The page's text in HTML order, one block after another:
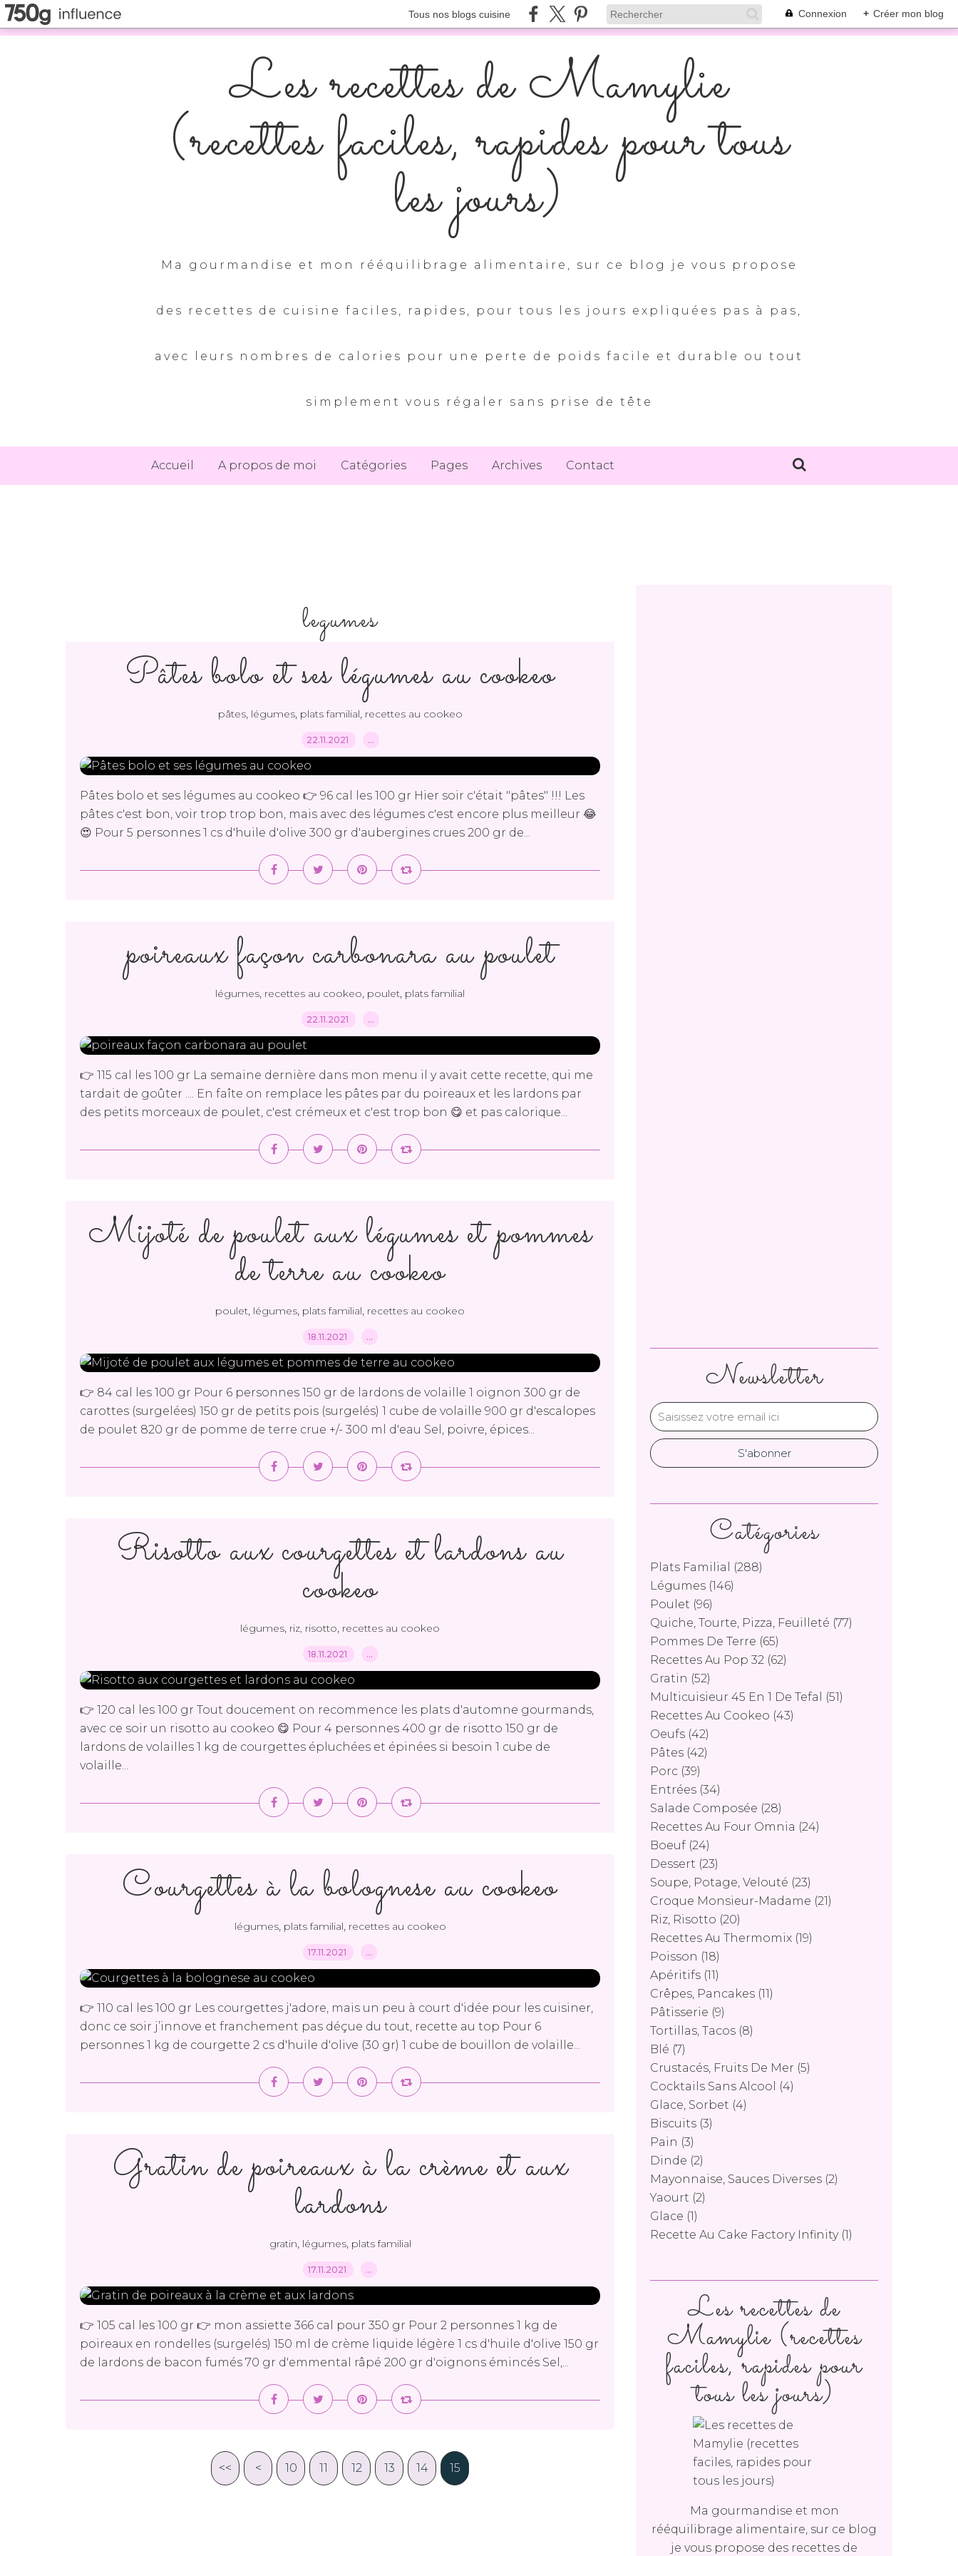
Tous nos blogs cuisine Connexion + Créer mon blog
Les recettes de Mamylie
(recettes faciles, rapides pour tous
les jours)
Ma gourmandise et mon rééquilibrage alimentaire, sur ce blog je vous propose
des recettes de cuisine faciles, rapides, pour tous les jours expliquées pas à pas,
avec leurs nombres de calories pour une perte de poids facile et durable ou tout
simplement vous régaler sans prise de tête
Accueil A propos de moi Catégories Pages Archives Contact
legumes
Pâtes bolo et ses légumes au cookeo
pâtes, légumes, plats familial, recettes au cookeo
22.11.2021 …
Pâtes bolo et ses légumes au cookeo 👉 96 cal les 100 gr Hier soir c'était "pâtes" !!! Les
pâtes c'est bon, voir trop trop bon, mais avec des légumes c'est encore plus meilleur 😂
😍 Pour 5 personnes 1 cs d'huile d'olive 300 gr d'aubergines crues 200 gr de...
poireaux façon carbonara au poulet
légumes, recettes au cookeo, poulet, plats familial
22.11.2021 …
👉 115 cal les 100 gr La semaine dernière dans mon menu il y avait cette recette, qui me
tardait de goûter .... En faîte on remplace les pâtes par du poireaux et les lardons par
des petits morceaux de poulet, c'est crémeux et c'est trop bon 😋 et pas calorique...
Mijoté de poulet aux légumes et pommes
de terre au cookeo
poulet, légumes, plats familial, recettes au cookeo
18.11.2021 …
👉 84 cal les 100 gr Pour 6 personnes 150 gr de lardons de volaille 1 oignon 300 gr de
carottes (surgelées) 150 gr de petits pois (surgelés) 1 cube de volaille 900 gr d'escalopes
de poulet 820 gr de pomme de terre crue +/- 300 ml d'eau Sel, poivre, épices...
Risotto aux courgettes et lardons au
cookeo
légumes, riz, risotto, recettes au cookeo
18.11.2021 …
👉 120 cal les 100 gr Tout doucement on recommence les plats d'automne gourmands,
avec ce soir un risotto au cookeo 😋 Pour 4 personnes 400 gr de risotto 150 gr de
lardons de volailles 1 kg de courgettes épluchées et épinées si besoin 1 cube de
volaille...
Courgettes à la bolognese au cookeo
légumes, plats familial, recettes au cookeo
17.11.2021 …
👉 110 cal les 100 gr Les courgettes j'adore, mais un peu à court d'idée pour les cuisiner,
donc ce soir j’innove et franchement pas déçue du tout, recette au top Pour 6
personnes 1 kg de courgette 2 cs d'huile d'olive (30 gr) 1 cube de bouillon de volaille...
Gratin de poireaux à la crème et aux
lardons
gratin, légumes, plats familial
17.11.2021 …
👉 105 cal les 100 gr 👉 mon assiette 366 cal pour 350 gr Pour 2 personnes 1 kg de
poireaux en rondelles (surgelés) 150 ml de crème liquide légère 1 cs d'huile d'olive 150 gr
de lardons de bacon fumés 70 gr d'emmental râpé 200 gr d'oignons émincés Sel,...
<< < 10 11 12 13 14 15
Newsletter
Catégories
Plats Familial
(288)
Légumes (146)
Poulet (96)
Quiche, Tourte, Pizza, Feuilleté (77)
Pommes De Terre (65)
Recettes Au Pop 32 (62)
Gratin (52)
Multicuisieur 45 En 1 De Tefal
(51)
Recettes Au Cookeo (43)
Oeufs (42)
Pâtes (42)
Porc (39)
Entrées (34)
Salade Composée (28)
Recettes Au Four Omnia (24)
Boeuf (24)
Dessert (23)
Soupe, Potage, Velouté (23)
Croque Monsieur-Madame (21)
Riz, Risotto (20)
Recettes Au Thermomix (19)
Poisson (18)
Apéritifs (11)
Crêpes, Pancakes (11)
Pâtisserie (9)
Tortillas, Tacos (8)
Blé (7)
Crustacés, Fruits De Mer (5)
Cocktails Sans Alcool
(4)
Glace, Sorbet (4)
Biscuits (3)
Pain (3)
Dinde (2)
Mayonnaise, Sauces Diverses (2)
Yaourt (2)
Glace (1)
Recette Au Cake Factory Infinity(1)
Les recettes de
Mamylie (recettes
faciles, rapides pour
tous les jours)
Ma gourmandise et mon
rééquilibrage alimentaire, sur ce blog
je vous propose des recettes de